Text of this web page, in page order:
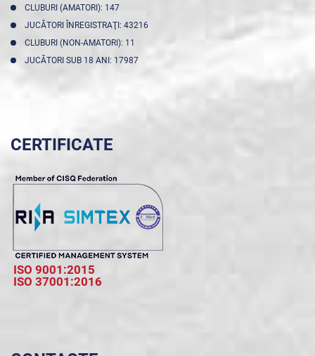
CLUBURI (AMATORI): 147
JUCĂTORI ÎNREGISTRAŢI: 43216
CLUBURI (NON-AMATORI): 11
JUCĂTORI SUB 18 ANI: 17987
CERTIFICATE
ISO 9001:2015
ISO 37001:2016